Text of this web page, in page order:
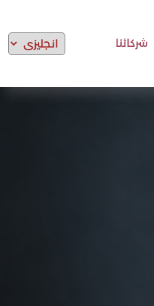
شركائنا